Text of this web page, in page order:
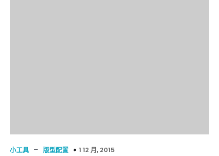
小工具 – 版型配置 1 12 月, 2015